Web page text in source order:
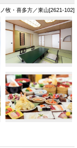
牧・喜多方／東山[2621-102]